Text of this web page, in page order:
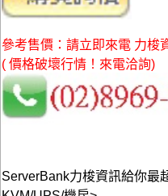
參考售價：請立即來電 力梭
( 價格破壞行情！來電洽詢)
ServerBank力梭資訊給你最